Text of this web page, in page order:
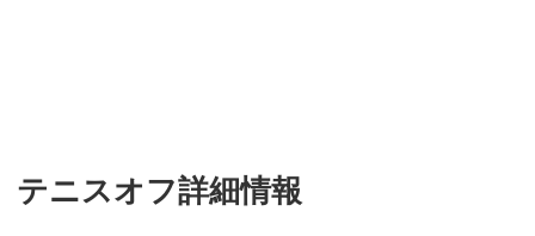
テニスオフ詳細情報